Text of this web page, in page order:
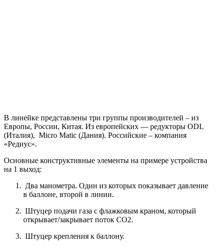
В линейке представлены три группы производителей – из
Европы, России, Китая. Из европейских — редукторы ODL
(Италия), Micro Matic (Дания). Российские – компания
«Редиус».
Основные конструктивные элементы на примере устройства
на 1 выход:
Два манометра. Один из которых показывает давление
в баллоне, второй в линии.
Штуцер подачи газа c флажковым краном, который
открывает/закрывает поток CO2.
Штуцер крепления к баллону.